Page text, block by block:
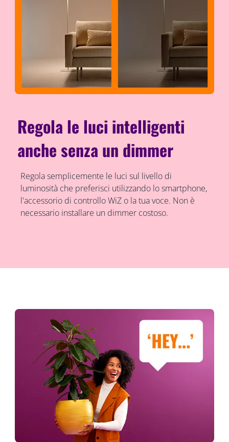
Regola le luci intelligenti
anche senza un dimmer
Regola semplicemente le luci sul livello di
luminosità che preferisci utilizzando lo smartphone,
l'accessorio di controllo WiZ o la tua voce. Non è
necessario installare un dimmer costoso.